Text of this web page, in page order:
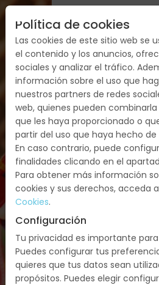
INDIA
DEL
SUR
India:
Chennai,
Mahabalipuram,
Pondicherry,
Kumbakonam,
Trichy,
Madurai,
Periyar,
Alleppey,
Cochin
Política de cookies
Las cookies de este sitio web se
el contenido y los anuncios,
sociales y analizar el tráfico.
información sobre el uso que
nuestros partners de redes
web, quienes pueden
que les haya proporcionado o
partir del uso que haya hecho de
En caso contrario, puede
finalidades clicando en el
Para obtener más información
cookies y sus derechos, acceda
Cookies.
Configuración
Tu privacidad es importante
Puedes configurar tus
quieres que tus datos sean
propósitos. Puedes elegir